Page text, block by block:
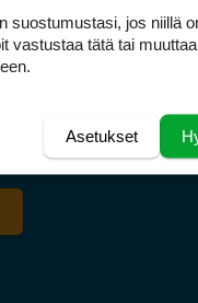
INSTAGRAM
lähetettävä uutiskirje,
Tilaa kirje
kenttään.
suostumustasi, jos niillä
vastustaa tätä tai
Asetukset